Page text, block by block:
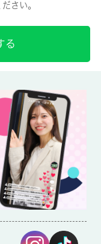
さい。
る